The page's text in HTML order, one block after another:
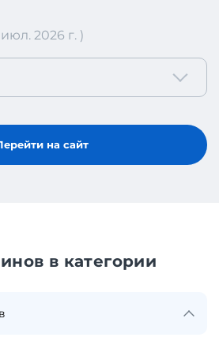
2026 г. )
на сайт
в категории